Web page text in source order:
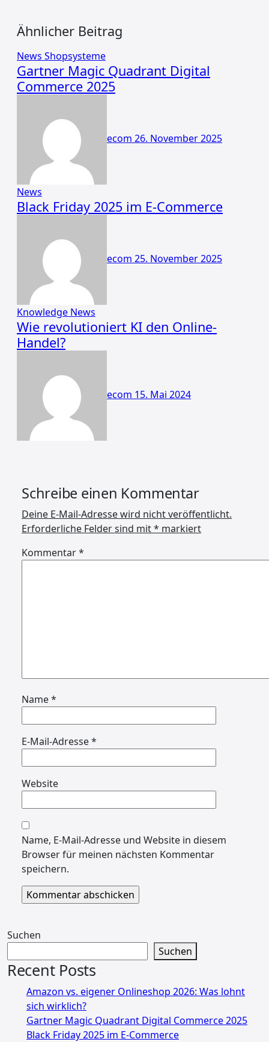
Ähnlicher Beitrag
News Shopsysteme
Gartner Magic Quadrant Digital
Commerce 2025
ecom 26. November 2025
News
Black Friday 2025 im E-Commerce
ecom 25. November 2025
Knowledge News
Wie revolutioniert KI den Online-
Handel?
ecom 15. Mai 2024
Schreibe einen Kommentar
Deine E-Mail-Adresse wird nicht veröffentlicht.
Erforderliche Felder sind mit* markiert
Kommentar*
Name*
E-Mail-Adresse*
Website
Name, E-Mail-Adresse und Website in diesem
Browser für meinen nächsten Kommentar
speichern.
Suchen
Suchen
Recent Posts
Amazon vs. eigener Onlineshop 2026: Was lohnt
sich wirklich?
Gartner Magic Quadrant Digital Commerce 2025
Black Friday 2025 im E-Commerce